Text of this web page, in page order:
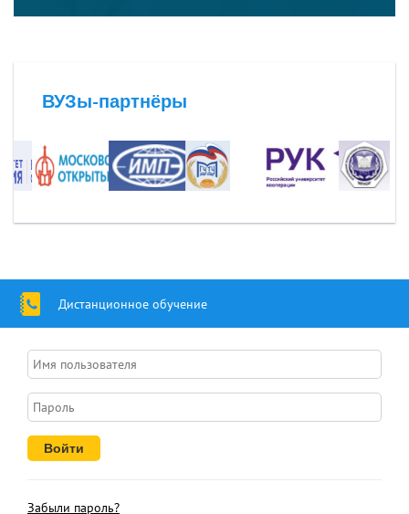
ВУЗы-партнёры
Дистанционное обучение
Забыли пароль?